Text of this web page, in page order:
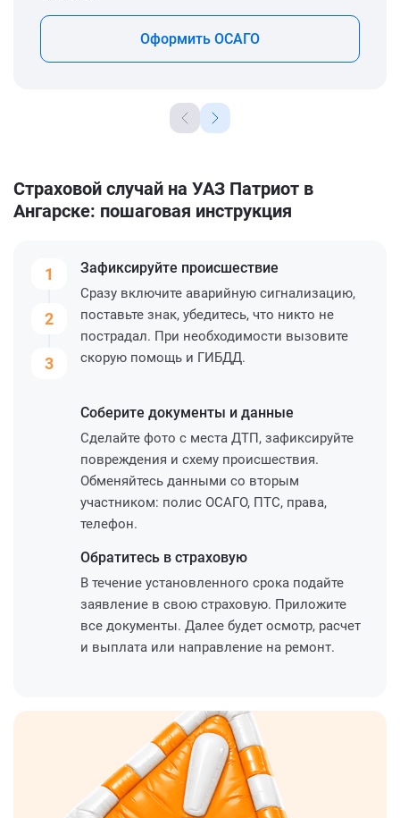
Оформить ОСАГО
Страховой случай на УАЗ Патриот в
Ангарске: пошаговая инструкция
1
2
3
Зафиксируйте происшествие
Сразу включите аварийную сигнализацию,
поставьте знак, убедитесь, что никто не
пострадал. При необходимости вызовите
скорую помощь и ГИБДД.
Соберите документы и данные
Сделайте фото с места ДТП, зафиксируйте
повреждения и схему происшествия.
Обменяйтесь данными со вторым
участником: полис ОСАГО, ПТС, права,
телефон.
Обратитесь в страховую
В течение установленного срока подайте
заявление в свою страховую. Приложите
все документы. Далее будет осмотр, расчет
и выплата или направление на ремонт.